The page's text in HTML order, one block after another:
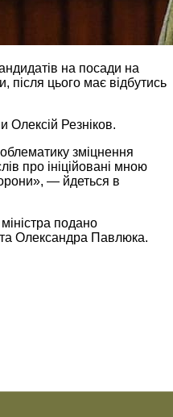
на посади на
після цього має відбутись
Олексій Резніков.
зміцнення
про ініційовані мною
— йдеться в
подано
Олександра Павлюка.